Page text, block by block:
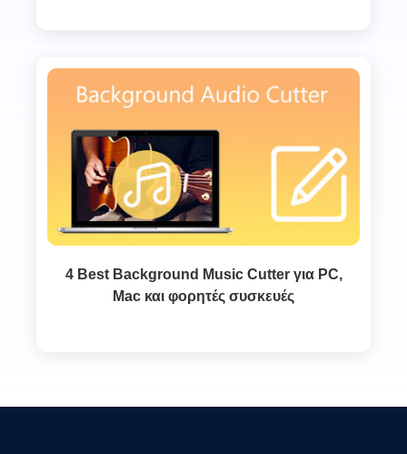
4 Best Background Music Cutter για PC,
Mac και φορητές συσκευές